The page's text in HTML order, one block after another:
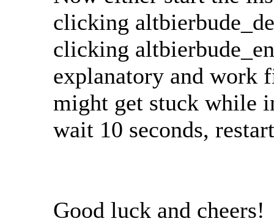
clicking
clicking
explanatory and work
might get stuck while
wait 10 seconds,
Good luck and cheers!